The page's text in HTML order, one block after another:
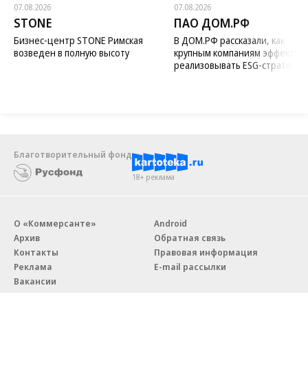
07.08.2026
STONE
Бизнес-центр STONE Римская
возведен в полную высоту
07.08.2026
ПАО ДОМ.РФ
В ДОМ.РФ рассказали, как
крупным компаниям
реализовывать ESG-стратегию
Благотворительный фонд
18+ реклама
О «Коммерсанте»
Архив
Контакты
Реклама
Вакансии
Android
Обратная связь
Правовая информация
E-mail рассылки